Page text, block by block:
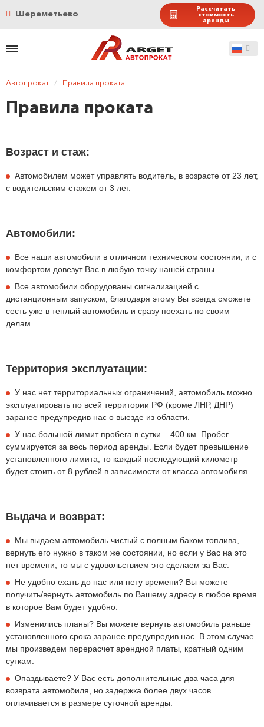
Шереметьево Рассчитать
стоимость
аренды
Автопрокат / Правила проката
Правила проката
Возраст и стаж:
Автомобилем может управлять водитель, в возрасте от 23 лет,
с водительским стажем от 3 лет.
Автомобили:
Все наши автомобили в отличном техническом состоянии, и с
комфортом довезут Вас в любую точку нашей страны.
Все автомобили оборудованы сигнализацией с
дистанционным запуском, благодаря этому Вы всегда сможете
сесть уже в теплый автомобиль и сразу поехать по своим
делам.
Территория эксплуатации:
У нас нет территориальных ограничений, автомобиль можно
эксплуатировать по всей территории РФ (кроме ЛНР, ДНР)
заранее предупредив нас о выезде из области.
У нас большой лимит пробега в сутки – 400 км. Пробег
суммируется за весь период аренды. Если будет превышение
установленного лимита, то каждый последующий километр
будет стоить от 8 рублей в зависимости от класса автомобиля.
Выдача и возврат:
Мы выдаем автомобиль чистый с полным баком топлива,
вернуть его нужно в таком же состоянии, но если у Вас на это
нет времени, то мы с удовольствием это сделаем за Вас.
Не удобно ехать до нас или нету времени? Вы можете
получить/вернуть автомобиль по Вашему адресу в любое время
в которое Вам будет удобно.
Изменились планы? Вы можете вернуть автомобиль раньше
установленного срока заранее предупредив нас. В этом случае
мы произведем перерасчет арендной платы, кратный одним
суткам.
Опаздываете? У Вас есть дополнительные два часа для
возврата автомобиля, но задержка более двух часов
оплачивается в размере суточной аренды.